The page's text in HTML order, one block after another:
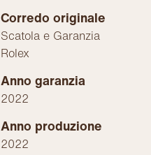
Corredo originale
Scatola e Garanzia
Rolex
Anno garanzia
2022
Anno produzione
2022